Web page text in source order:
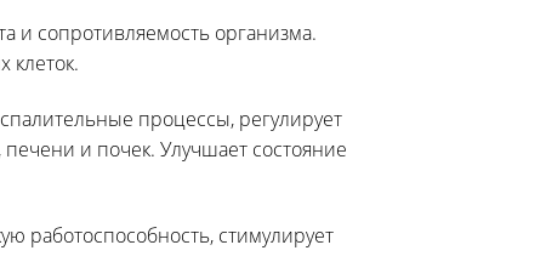
и сопротивляемость организма.
клеток.
процессы, регулирует
и почек. Улучшает состояние
работоспособность, стимулирует